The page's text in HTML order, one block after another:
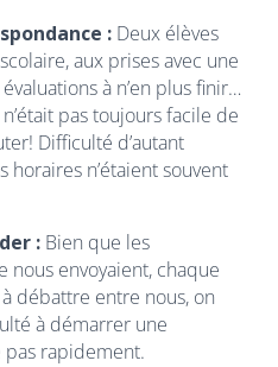
: Deux élèves
aux prises avec une
à n’en plus finir…
pas toujours facile de
Difficulté d’autant
n’étaient souvent
: Bien que les
nous envoyaient, chaque
débattre entre nous, on
à démarrer une
pas rapidement.